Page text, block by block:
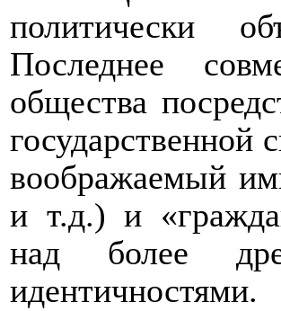
политически
Последнее
общества
государственной
воображаемый
и т.д.) и
над более
идентичностями.